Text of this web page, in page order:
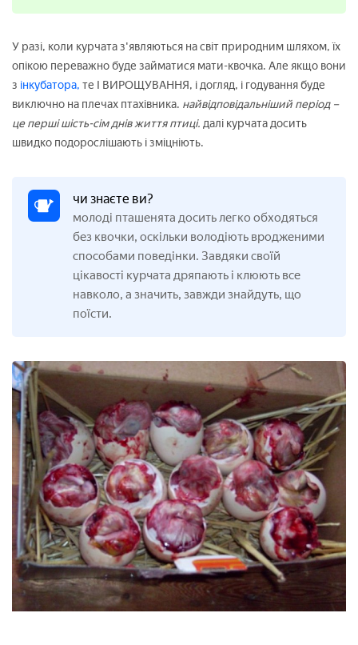
У разі, коли курчата з'являються на світ природним шляхом, їх
опікою переважно буде займатися мати-квочка. Але якщо вони
з інкубатора, те І ВИРОЩУВАННЯ, і догляд, і годування буде
виключно на плечах птахівника. найвідповідальніший період –
це перші шість-сім днів життя птиці. далі курчата досить
швидко подорослішають і зміцніють.
чи знаєте ви?
молоді пташенята досить легко обходяться
без квочки, оскільки володіють вродженими
способами поведінки. Завдяки своїй
цікавості курчата дряпають і клюють все
навколо, а значить, завжди знайдуть, що
поїсти.